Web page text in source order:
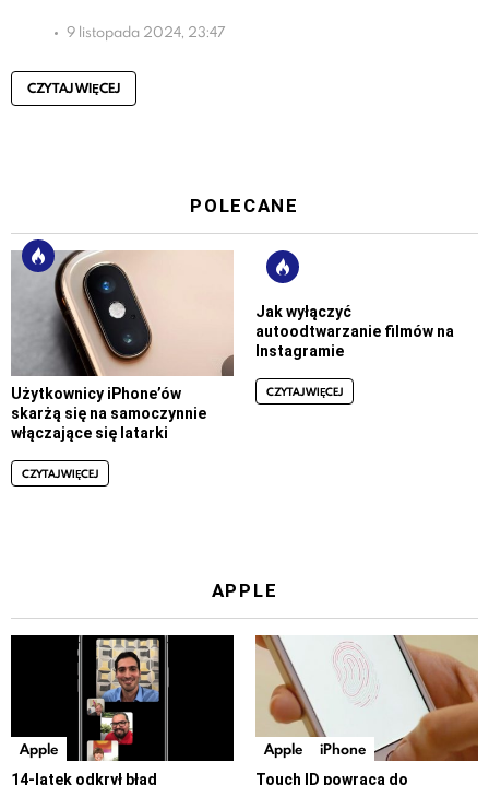
9 listopada 2024, 23:47
CZYTAJ WIĘCEJ
POLECANE
Użytkownicy iPhone’ów
skarżą się na samoczynnie
włączające się latarki
CZYTAJ WIĘCEJ
Jak wyłączyć
autoodtwarzanie filmów na
Instagramie
CZYTAJ WIĘCEJ
APPLE
Apple
14-latek odkrył błąd
Apple iPhone
Touch ID powraca do